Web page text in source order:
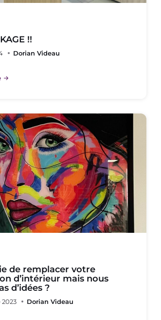
!!
Dorian Videau
de remplacer votre
d’intérieur mais nous
d’idées ?
Dorian Videau